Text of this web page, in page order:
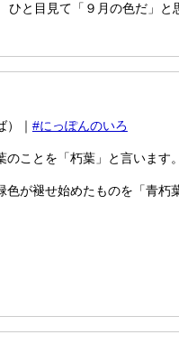
と目見て「９月の色だ」と
）｜ #にっぽんのいろ
ことを「朽葉」と言います。
色が褪せ始めたものを「青